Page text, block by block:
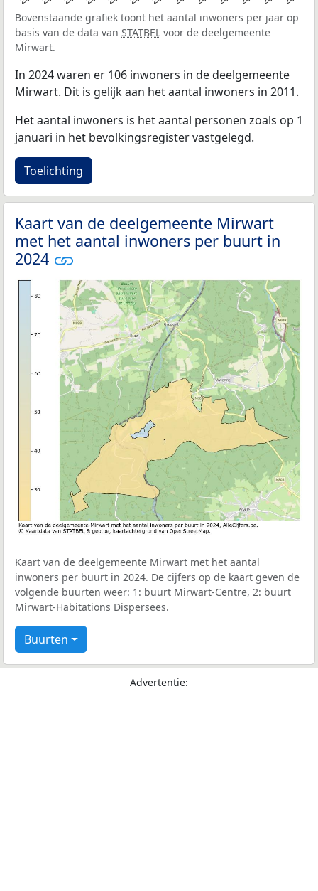
Bovenstaande grafiek toont het aantal inwoners per jaar op
basis van de data van STATBEL voor de deelgemeente
Mirwart.
In 2024 waren er 106 inwoners in de deelgemeente
Mirwart. Dit is gelijk aan het aantal inwoners in 2011.
Het aantal inwoners is het aantal personen zoals op 1
januari in het bevolkingsregister vastgelegd.
Toelichting
Kaart van de deelgemeente Mirwart
met het aantal inwoners per buurt in
2024
Kaart van de deelgemeente Mirwart met het aantal
inwoners per buurt in 2024. De cijfers op de kaart geven de
volgende buurten weer: 1: buurt Mirwart-Centre, 2: buurt
Mirwart-Habitations Dispersees.
Buurten
Advertentie: